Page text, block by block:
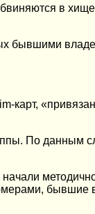
в
бывшими
карт,
По данным
бывшие